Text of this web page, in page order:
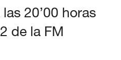
20’00 horas
de la FM